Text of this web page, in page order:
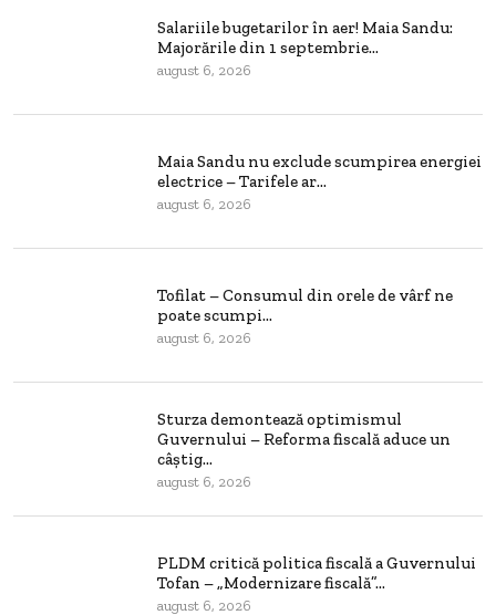
Salariile bugetarilor în aer! Maia Sandu:
Majorările din 1 septembrie...
august 6, 2026
Maia Sandu nu exclude scumpirea energiei
electrice – Tarifele ar...
august 6, 2026
Tofilat – Consumul din orele de vârf ne
poate scumpi...
august 6, 2026
Sturza demontează optimismul
Guvernului – Reforma fiscală aduce un
câștig...
august 6, 2026
PLDM critică politica fiscală a Guvernului
Tofan – „Modernizare fiscală”...
august 6, 2026